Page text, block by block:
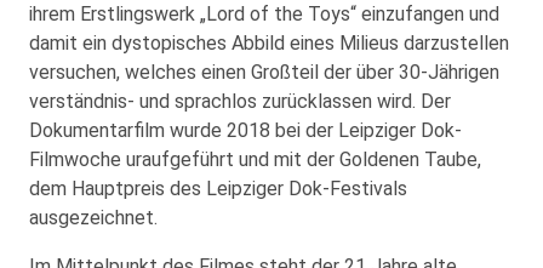
ihrem Erstlingswerk „Lord of the Toys“ einzufangen und
damit ein dystopisches Abbild eines Milieus darzustellen
versuchen, welches einen Großteil der über 30-Jährigen
verständnis- und sprachlos zurücklassen wird. Der
Dokumentarfilm wurde 2018 bei der Leipziger Dok-
Filmwoche uraufgeführt und mit der Goldenen Taube,
dem Hauptpreis des Leipziger Dok-Festivals
ausgezeichnet.